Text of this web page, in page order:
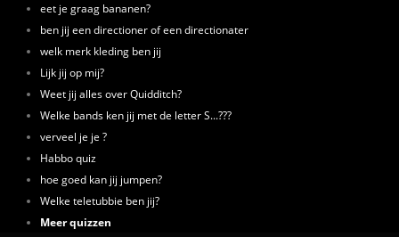
eet je graag bananen?
ben jij een directioner of een directionater
welk merk kleding ben jij
Lijk jij op mij?
Weet jij alles over Quidditch?
Welke bands ken jij met de letter S...???
verveel je je ?
Habbo quiz
hoe goed kan jij jumpen?
Welke teletubbie ben jij?
Meer quizzen